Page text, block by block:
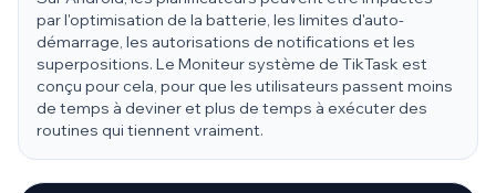
par l'optimisation de la batterie, les limites d'auto-
démarrage, les autorisations de notifications et les
superpositions. Le Moniteur système de TikTask est
conçu pour cela, pour que les utilisateurs passent moins
de temps à deviner et plus de temps à exécuter des
routines qui tiennent vraiment.